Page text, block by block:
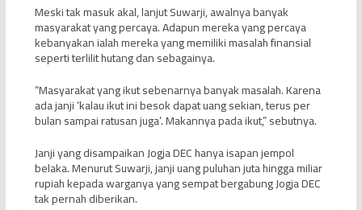
Meski tak masuk akal, lanjut Suwarji, awalnya banyak
masyarakat yang percaya. Adapun mereka yang percaya
kebanyakan ialah mereka yang memiliki masalah finansial
seperti terlilit hutang dan sebagainya.
“Masyarakat yang ikut sebenarnya banyak masalah. Karena
ada janji ‘kalau ikut ini besok dapat uang sekian, terus per
bulan sampai ratusan juga’. Makannya pada ikut,” sebutnya.
Janji yang disampaikan Jogja DEC hanya isapan jempol
belaka. Menurut Suwarji, janji uang puluhan juta hingga miliar
rupiah kepada warganya yang sempat bergabung Jogja DEC
tak pernah diberikan.